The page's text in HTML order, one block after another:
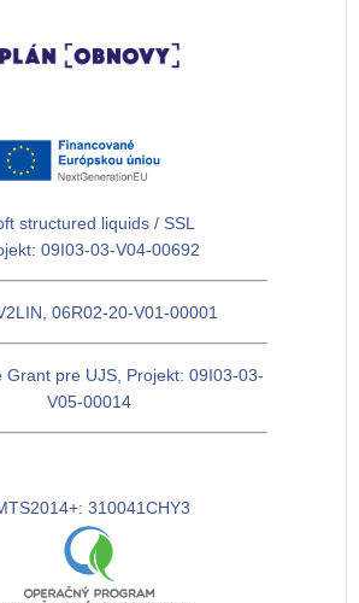
structured liquids / SSL
09I03-03-V04-00692
06R02-20-V01-00001
Grant pre UJS, Projekt: 09I03-03-
V05-00014
310041CHY3